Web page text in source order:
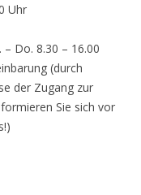
Uhr
Do. 8.30 – 16.00
(durch
der Zugang zur
Sie sich vor